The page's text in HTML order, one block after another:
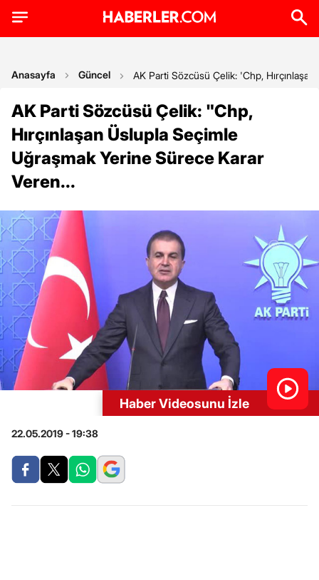
Anasayfa Güncel AK Parti Sözcüsü Çelik: 'Chp,
AK Parti Sözcüsü Çelik: "Chp,
Hırçınlaşan Üslupla Seçimle
Uğraşmak Yerine Sürece Karar
Veren...
Haber Videosunu İzle
22.05.2019 - 19:38